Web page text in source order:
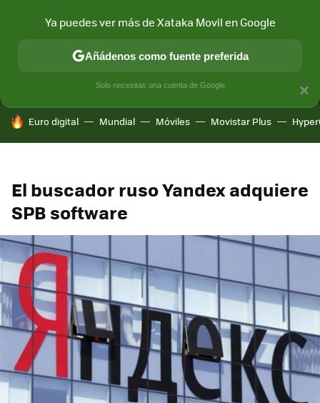
MÓVIL Y SOCIEDAD APLICACIONES
HOY SE HABLA DE
Euro digital Mundial Móviles Movistar Plus
El buscador ruso Yandex adquiere
SPB software
×
Ya puedes ver más de Xataka Movil en Google
Añádenos como fuente preferida
Solo necesitas una cuenta de Google